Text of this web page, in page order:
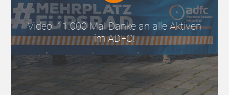
Video: 11.000 Mal Danke an alle Aktiven
im ADFC!